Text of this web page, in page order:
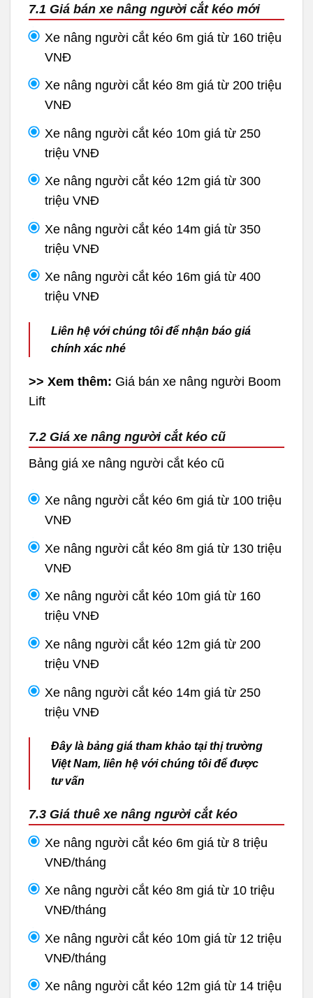
7.1 Giá bán xe nâng người cắt kéo mới
Xe nâng người cắt kéo 6m giá từ 160 triệu
VNĐ
Xe nâng người cắt kéo 8m giá từ 200 triệu
VNĐ
Xe nâng người cắt kéo 10m giá từ 250
triệu VNĐ
Xe nâng người cắt kéo 12m giá từ 300
triệu VNĐ
Xe nâng người cắt kéo 14m giá từ 350
triệu VNĐ
Xe nâng người cắt kéo 16m giá từ 400
triệu VNĐ
Liên hệ với chúng tôi để nhận báo giá
chính xác nhé
>> Xem thêm: Giá bán xe nâng người Boom
Lift
7.2 Giá xe nâng người cắt kéo cũ
Bảng giá xe nâng người cắt kéo cũ
Xe nâng người cắt kéo 6m giá từ 100 triệu
VNĐ
Xe nâng người cắt kéo 8m giá từ 130 triệu
VNĐ
Xe nâng người cắt kéo 10m giá từ 160
triệu VNĐ
Xe nâng người cắt kéo 12m giá từ 200
triệu VNĐ
Xe nâng người cắt kéo 14m giá từ 250
triệu VNĐ
Đây là bảng giá tham khảo tại thị trường
Việt Nam, liên hệ với chúng tôi để được
tư vấn
7.3 Giá thuê xe nâng người cắt kéo
Xe nâng người cắt kéo 6m giá từ 8 triệu
VNĐ/tháng
Xe nâng người cắt kéo 8m giá từ 10 triệu
VNĐ/tháng
Xe nâng người cắt kéo 10m giá từ 12 triệu
VNĐ/tháng
Xe nâng người cắt kéo 12m giá từ 14 triệu